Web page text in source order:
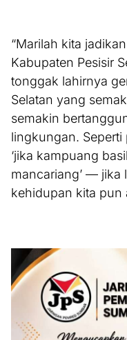
“Marilah kita
Kabupaten Pesisir
tonggak lahirnya
Selatan yang
semakin
lingkungan.
‘jika kampuang
mancariang’ — jika
kehidupan kita pun